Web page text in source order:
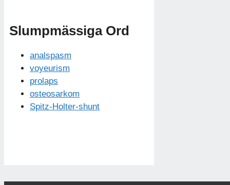
Slumpmässiga Ord
analspasm
voyeurism
prolaps
osteosarkom
Spitz-Holter-shunt